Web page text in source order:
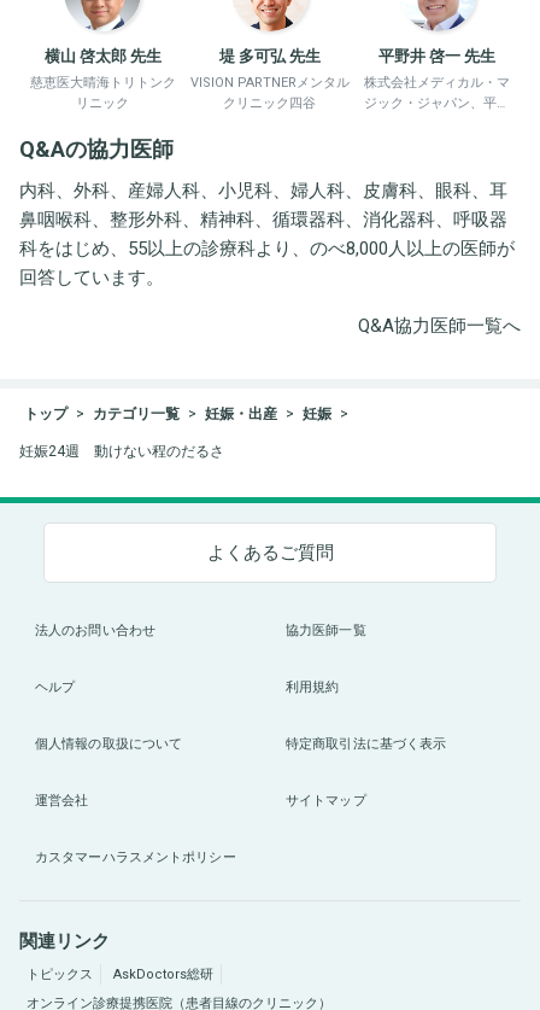
横山 啓太郎 先生
慈恵医大晴海トリトンク
リニック
堤 多可弘 先生
VISION PARTNERメンタル
クリニック四谷
平野井 啓一 先生
株式会社メディカル・マ
ジック・ジャパン、平野
Q&Aの協力医師
内科、外科、産婦人科、小児科、婦人科、皮膚科、眼科、耳
鼻咽喉科、整形外科、精神科、循環器科、消化器科、呼吸器
科をはじめ、55以上の診療科より、のべ8,000人以上の医師が
回答しています。
Q&A協力医師一覧へ
トップ カテゴリ一覧 妊娠・出産 妊娠
妊娠24週 動けない程のだるさ
よくあるご質問
法人のお問い合わせ 協力医師一覧
ヘルプ 利用規約
個人情報の取扱について 特定商取引法に基づく表示
運営会社 サイトマップ
カスタマーハラスメントポリシー
関連リンク
トピックス
AskDoctors総研
オンライン診療提携医院（患者目線のクリニック）